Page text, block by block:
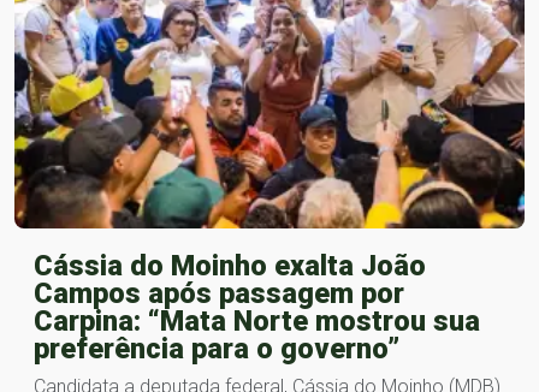
Cássia do Moinho exalta João
Campos após passagem por
Carpina: “Mata Norte mostrou sua
preferência para o governo”
Candidata a deputada federal, Cássia do Moinho (MDB)